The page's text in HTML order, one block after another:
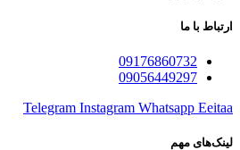
ارتباط با ما
09176860732
09056449297
Telegram Instagram Whatsapp Eeitaa
لینک‌های مهم